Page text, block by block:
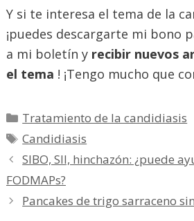
Y si te interesa el tema de la
¡puedes descargarte mi bono
a mi boletín y recibir nuevos
el tema ! ¡Tengo mucho que
Categorías
Tratamiento de la candidiasis
Etiquetas
Candidiasis
SIBO, SII, hinchazón: ¿puede
FODMAPs?
Pancakes de trigo sarraceno